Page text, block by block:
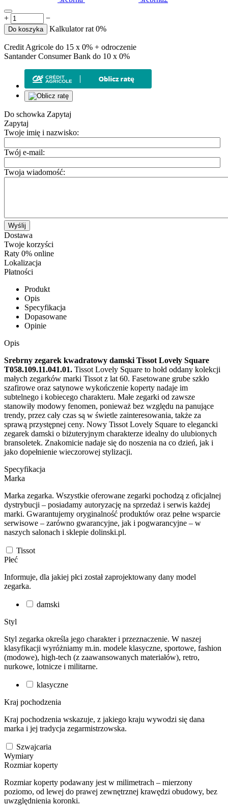
+ −
Do koszyka Kalkulator rat 0%
Credit Agricole do 15 x 0% + odroczenie
Santander Consumer Bank do 10 x 0%
Do schowka Zapytaj
Zapytaj
Twoje imię i nazwisko:
Twój e-mail:
Twoja wiadomość:
Wyślij
Dostawa
Twoje korzyści
Raty 0% online
Lokalizacja
Płatności
Produkt
Opis
Specyfikacja
Dopasowane
Opinie
Opis
Srebrny zegarek kwadratowy damski Tissot Lovely Square
T058.109.11.041.01. Tissot Lovely Square to hołd oddany kolekcji
małych zegarków marki Tissot z lat 60. Fasetowane grube szkło
szafirowe oraz satynowe wykończenie koperty nadaje im
subtelnego i kobiecego charakteru. Małe zegarki od zawsze
stanowiły modowy fenomen, ponieważ bez względu na panujące
trendy, przez cały czas są w świetle zainteresowania, także za
sprawą przystępnej ceny. Nowy Tissot Lovely Square to elegancki
zegarek damski o biżuteryjnym charakterze idealny do ulubionych
bransoletek. Znakomicie nadaje się do noszenia na co dzień, jak i
jako dopełnienie wieczorowej stylizacji.
Specyfikacja
Marka
Marka zegarka. Wszystkie oferowane zegarki pochodzą z oficjalnej
dystrybucji – posiadamy autoryzację na sprzedaż i serwis każdej
marki. Gwarantujemy oryginalność produktów oraz pełne wsparcie
serwisowe – zarówno gwarancyjne, jak i pogwarancyjne – w
naszych salonach i sklepie dolinski.pl.
Tissot
Płeć
Informuje, dla jakiej płci został zaprojektowany dany model
zegarka.
damski
Styl
Styl zegarka określa jego charakter i przeznaczenie. W naszej
klasyfikacji wyróżniamy m.in. modele klasyczne, sportowe, fashion
(modowe), high-tech (z zaawansowanych materiałów), retro,
nurkowe, lotnicze i militarne.
klasyczne
Kraj pochodzenia
Kraj pochodzenia wskazuje, z jakiego kraju wywodzi się dana
marka i jej tradycja zegarmistrzowska.
Szwajcaria
Wymiary
Rozmiar koperty
Rozmiar koperty podawany jest w milimetrach – mierzony
poziomo, od lewej do prawej zewnętrznej krawędzi obudowy, bez
uwzględnienia koronki.